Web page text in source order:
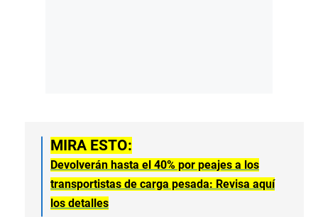
MIRA ESTO:
Devolverán hasta el 40% por peajes a los
transportistas de carga pesada: Revisa aquí
los detalles